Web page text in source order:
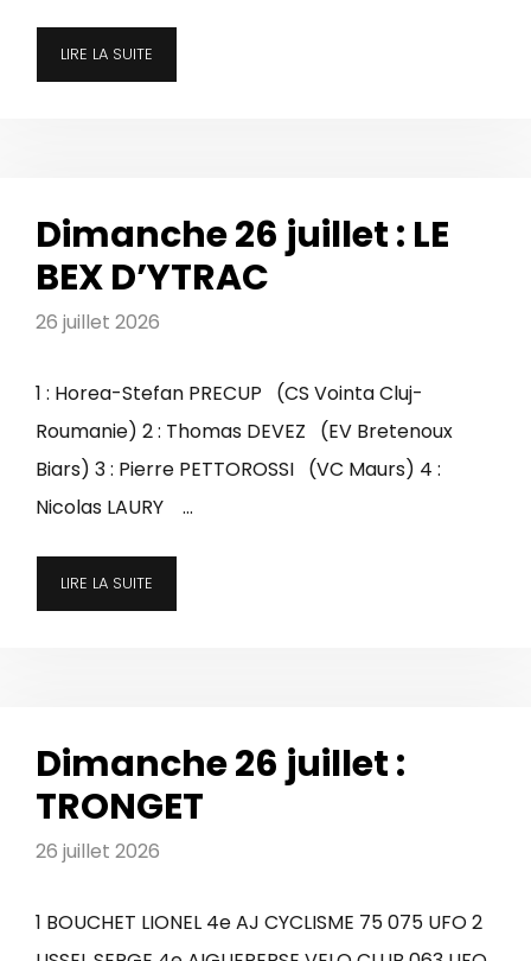
LIRE LA SUITE
Dimanche 26 juillet : LE
BEX D’YTRAC
26 juillet 2026
1 : Horea-Stefan PRECUP (CS Vointa Cluj-
Roumanie) 2 : Thomas DEVEZ (EV Bretenoux
Biars) 3 : Pierre PETTOROSSI (VC Maurs) 4 :
Nicolas LAURY …
LIRE LA SUITE
Dimanche 26 juillet :
TRONGET
26 juillet 2026
1 BOUCHET LIONEL 4e AJ CYCLISME 75 075 UFO 2